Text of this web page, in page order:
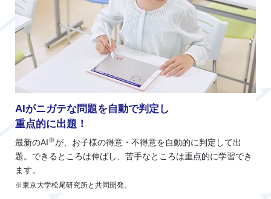
AIがニガテな問題を自動で判定し
重点的に出題！
最新のAI※が、お子様の得意・不得意を自動的に判定して出
題。できるところは伸ばし、苦手なところは重点的に学習でき
ます。
※東京大学松尾研究所と共同開発。